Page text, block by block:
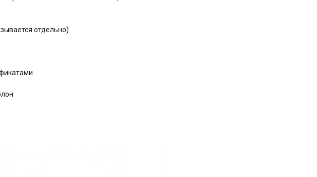
отдельно)